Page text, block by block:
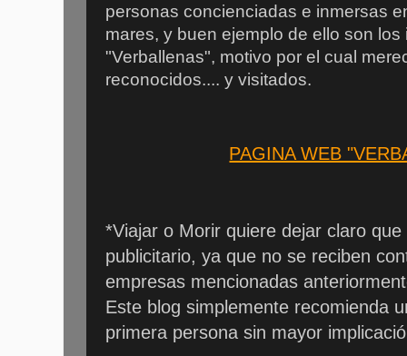
personas concienciadas e inmersas
mares, y buen ejemplo de ello son
"Verballenas", motivo por el cual
reconocidos.... y visitados.
PAGINA WEB
*Viajar o Morir quiere dejar claro
publicitario, ya que no se reciben
empresas mencionadas
Este blog simplemente recomienda
primera persona sin mayor